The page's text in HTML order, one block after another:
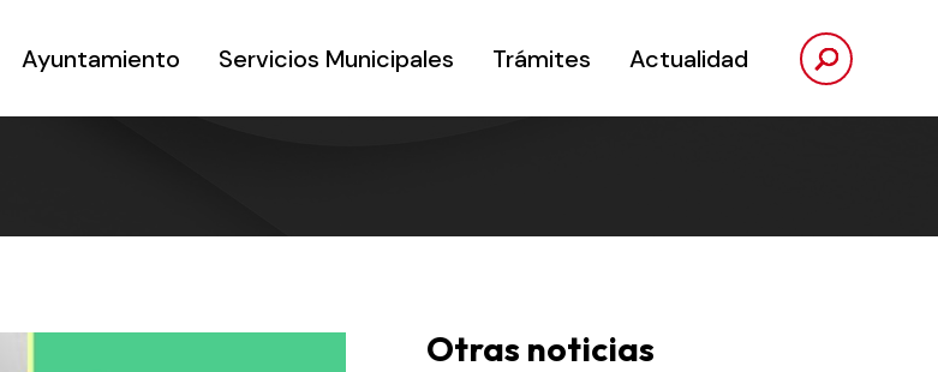
Ayuntamiento Servicios Municipales Trámites Actualidad
Otras noticias